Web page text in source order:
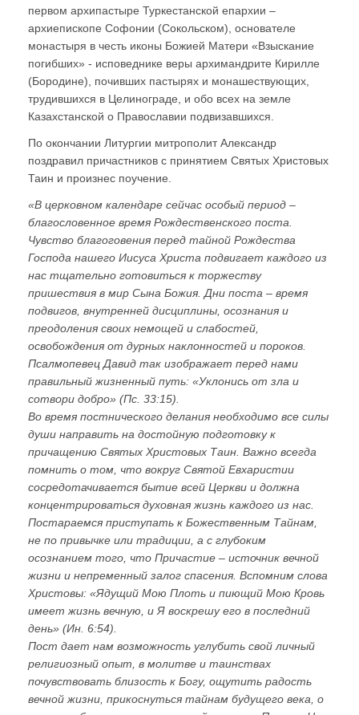
первом архипастыре Туркестанской епархии –
архиепископе Софонии (Сокольском), основателе
монастыря в честь иконы Божией Матери «Взыскание
погибших» - исповеднике веры архимандрите Кирилле
(Бородине), почивших пастырях и монашествующих,
трудившихся в Целинограде, и обо всех на земле
Казахстанской о Православии подвизавшихся.
По окончании Литургии митрополит Александр
поздравил причастников с принятием Святых Христовых
Таин и произнес поучение.
«В церковном календаре сейчас особый период –
благословенное время Рождественского поста.
Чувство благоговения перед тайной Рождества
Господа нашего Иисуса Христа подвигает каждого из
нас тщательно готовиться к торжеству
пришествия в мир Сына Божия. Дни поста – время
подвигов, внутренней дисциплины, осознания и
преодоления своих немощей и слабостей,
освобождения от дурных наклонностей и пороков.
Псалмопевец Давид так изображает перед нами
правильный жизненный путь: «Уклонись от зла и
сотвори добро» (Пс. 33:15).
Во время постнического делания необходимо все силы
души направить на достойную подготовку к
причащению Святых Христовых Таин. Важно всегда
помнить о том, что вокруг Святой Евхаристии
сосредотачивается бытие всей Церкви и должна
концентрироваться духовная жизнь каждого из нас.
Постараемся приступать к Божественным Тайнам,
не по привычке или традиции, а с глубоким
осознанием того, что Причастие – источник вечной
жизни и непременный залог спасения. Вспомним слова
Христовы: «Ядущий Мою Плоть и пиющий Мою Кровь
имеет жизнь вечную, и Я воскрешу его в последний
день» (Ин. 6:54).
Пост дает нам возможность углубить свой личный
религиозный опыт, в молитве и таинствах
почувствовать близость к Богу, ощутить радость
вечной жизни, прикоснуться тайнам будущего века, о